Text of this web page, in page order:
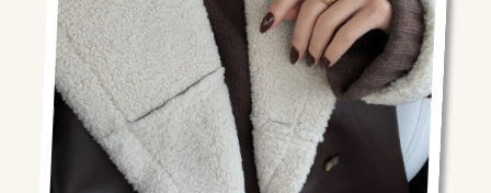
X(Twitter)